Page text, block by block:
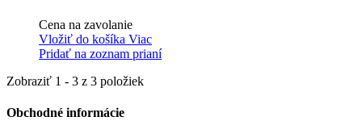
Cena na zavolanie
Vložiť do košíka Viac
Pridať na zoznam prianí
Zobraziť 1 - 3 z 3 položiek
Obchodné informácie